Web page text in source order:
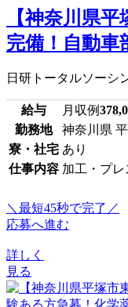
【神奈川県
完備！自動車
日研トータルソーシ
給与 月収例
勤務地
神奈川県
寮・社宅 あり
仕事内容 加工・プレ
＼最短45秒で完了／
応募へ進む
詳しく
見る